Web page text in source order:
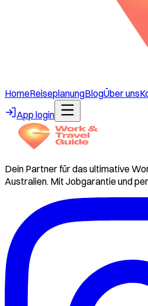
HomeReiseplanungBlogÜber uns
App login
Dein Partner für das ultimative
Australien. Mit Jobgarantie und